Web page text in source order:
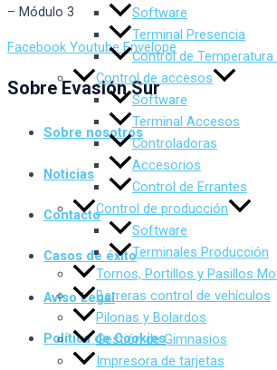
Software
Terminal Presencia
Control de Temperatura
Control de accesos
Software
Terminal Accesos
Controladoras
Accesorios
Control de Errantes
Control de producción
Software
Terminales Producción
Tornos, Portillos y Pasillos
Barreras control de vehículos
Pilonas y Bolardos
Gestión de Gimnasios
Impresora de tarjetas
– Módulo 3
Facebook Youtube Envelope
Sobre Evasión Sur
Sobre nosotros
Noticias
Contacto
Casos de éxito
Aviso Legal
Política de Cookies